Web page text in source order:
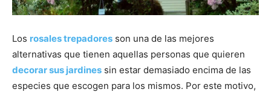
Los rosales trepadores son una de las mejores
alternativas que tienen aquellas personas que quieren
decorar sus jardines sin estar demasiado encima de las
especies que escogen para los mismos. Por este motivo,